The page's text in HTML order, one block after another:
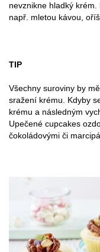
nevznikne hladký
např. mletou kávou,
TIP
Všechny suroviny by
sražení krému. Kdyby
krému a následným
Upečené cupcakes
čokoládovými či